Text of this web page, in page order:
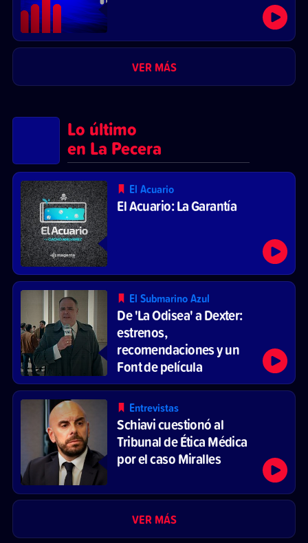
VER MÁS
Lo último
en La Pecera
El Acuario
El Acuario: La Garantía
El Submarino Azul
De 'La Odisea' a Dexter:
estrenos,
recomendaciones y un
Font de película
Entrevistas
Schiavi cuestionó al
Tribunal de Ética Médica
por el caso Miralles
VER MÁS